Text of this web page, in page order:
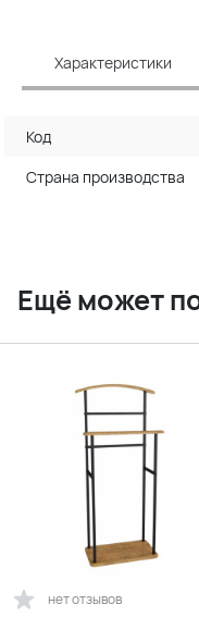
Характеристики
Код
Страна производства
Ещё может
нет отзывов